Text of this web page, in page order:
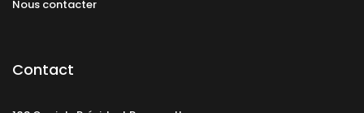
Nous contacter
Contact